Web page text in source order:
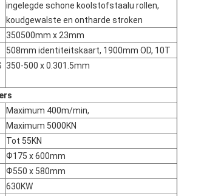
ingelegde schone koolstofstaalu rollen,
koudgewalste en ontharde stroken
350500mm x 23mm
508mm identiteitskaart, 1900mm OD, 10T
350-500 x 0.301.5mm
Maximum 400m/min,
Maximum 5000KN
Tot 55KN
Ф175 x 600mm
Ф550 x 580mm
630KW